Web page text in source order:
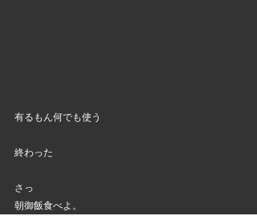
有るもん何でも使う
終わった
さっ
朝御飯食べよ。